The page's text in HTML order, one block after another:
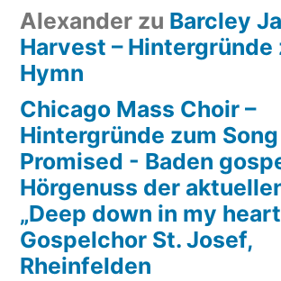
Alexander zu Barcley
Harvest –
Hymn
Chicago Mass Choir –
Hintergründe zum
Promised - Baden
Hörgenuss der
„Deep down in my
Gospelchor St. Josef,
Rheinfelden